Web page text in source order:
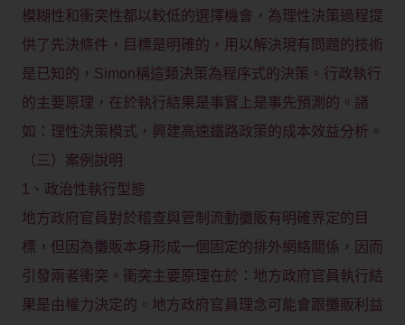
模糊性和衝突性都以較低的選擇機會，為理性決策過程提
供了先決條件，目標是明確的，用以解決現有問題的技術
是已知的，Simon稱這類決策為程序式的決策。行政執行
的主要原理，在於執行結果是事實上是事先預測的。諸
如：理性決策模式，興建高速鐵路政策的成本效益分析。
（三）案例說明
1、政治性執行型態
地方政府官員對於稽查與管制流動攤販有明確界定的目
標，但因為攤販本身形成一個固定的排外網絡關係，因而
引發兩者衝突。衝突主要原理在於：地方政府官員執行結
果是由權力決定的。地方政府官員理念可能會跟攤販利益